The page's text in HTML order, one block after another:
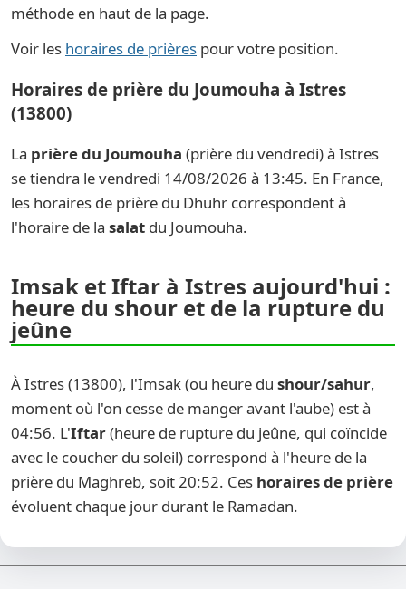
méthode en haut de la page.
Voir les horaires de prières pour votre position.
Horaires de prière du Joumouha à Istres
(13800)
La prière du Joumouha (prière du vendredi) à Istres
se tiendra le vendredi 14/08/2026 à 13:45. En France,
les horaires de prière du Dhuhr correspondent à
l'horaire de la salat du Joumouha.
Imsak et Iftar à Istres aujourd'hui :
heure du shour et de la rupture du
jeûne
À Istres (13800), l'Imsak (ou heure du shour/sahur,
moment où l'on cesse de manger avant l'aube) est à
04:56. L'Iftar(heure de rupture du jeûne, qui coïncide
avec le coucher du soleil) correspond à l'heure de la
prière du Maghreb, soit 20:52. Ces horaires de prière
évoluent chaque jour durant le Ramadan.